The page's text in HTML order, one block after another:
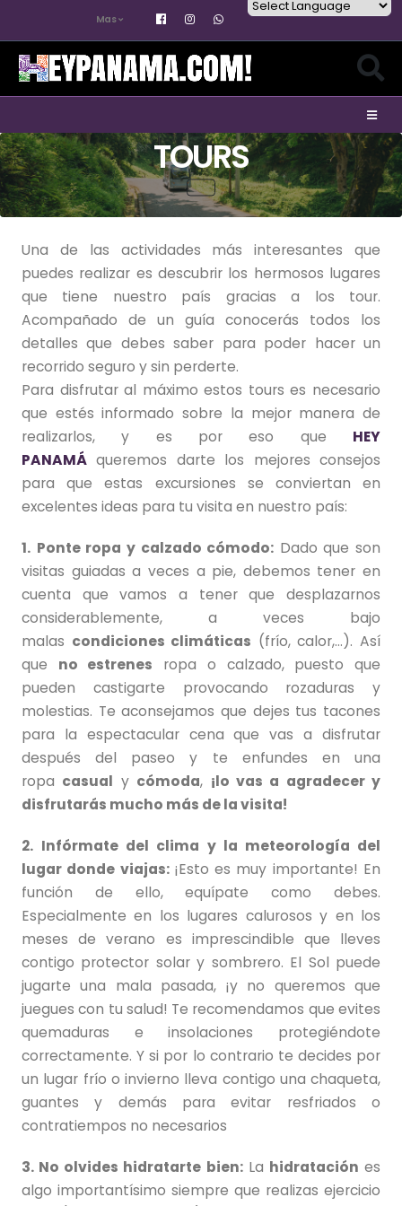
Mas
TOURS
Una de las actividades más interesantes que
puedes realizar es descubrir los hermosos lugares
que tiene nuestro país gracias a los tour.
Acompañado de un guía conocerás todos los
detalles que debes saber para poder hacer un
recorrido seguro y sin perderte.
Para disfrutar al máximo estos tours es necesario
que estés informado sobre la mejor manera de
realizarlos, y es por eso que HEY
PANAMÁ queremos darte los mejores consejos
para que estas excursiones se conviertan en
excelentes ideas para tu visita en nuestro país:
1. Ponte ropa y calzado cómodo: Dado que son
visitas guiadas a veces a pie, debemos tener en
cuenta que vamos a tener que desplazarnos
considerablemente, a veces bajo
malas condiciones climáticas (frío, calor,…). Así
que no estrenes ropa o calzado, puesto que
pueden castigarte provocando rozaduras y
molestias. Te aconsejamos que dejes tus tacones
para la espectacular cena que vas a disfrutar
después del paseo y te enfundes en una
ropa casual y cómoda, ¡lo vas a agradecer y
disfrutarás mucho más de la visita!
2. Infórmate del clima y la meteorología del
lugar donde viajas: ¡Esto es muy importante! En
función de ello, equípate como debes.
Especialmente en los lugares calurosos y en los
meses de verano es imprescindible que lleves
contigo protector solar y sombrero. El Sol puede
jugarte una mala pasada, ¡y no queremos que
juegues con tu salud! Te recomendamos que evites
quemaduras e insolaciones protegiéndote
correctamente. Y si por lo contrario te decides por
un lugar frío o invierno lleva contigo una chaqueta,
guantes y demás para evitar resfriados o
contratiempos no necesarios
3. No olvides hidratarte bien:La hidratación es
algo importantísimo siempre que realizas ejercicio